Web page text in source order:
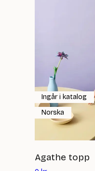
Agathe topp
Ingår i katalog
Norska